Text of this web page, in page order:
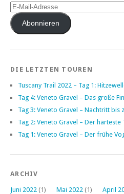
E-
Mail-
AdresseAbonnieren
DIE LETZTEN TOUREN
Tuscany Trail 2022 – Tag 1:
Tag 4: Veneto Gravel – Das große
Tag 3: Veneto Gravel – Nachtritt bis
Tag 2: Veneto Gravel – Der härteste
Tag 1: Veneto Gravel – Der frühe
ARCHIV
Juni 2022 (1) Mai 2022 (1) April